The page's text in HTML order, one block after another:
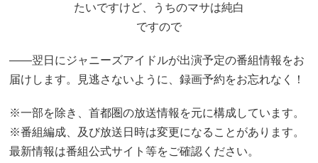
たいですけど、うちのマサは純白
ですので
――翌日にジャニーズアイドルが出演予定の番組情報をお
届けします。見逃さないように、録画予約をお忘れなく！
※一部を除き、首都圏の放送情報を元に構成しています。
※番組編成、及び放送日時は変更になることがあります。
最新情報は番組公式サイト等をご確認ください。